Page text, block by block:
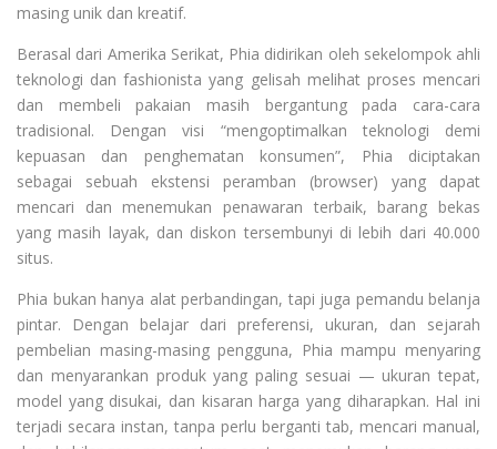
masing unik dan kreatif.
Berasal dari Amerika Serikat, Phia didirikan oleh sekelompok ahli
teknologi dan fashionista yang gelisah melihat proses mencari
dan membeli pakaian masih bergantung pada cara-cara
tradisional. Dengan visi “mengoptimalkan teknologi demi
kepuasan dan penghematan konsumen”, Phia diciptakan
sebagai sebuah ekstensi peramban (browser) yang dapat
mencari dan menemukan penawaran terbaik, barang bekas
yang masih layak, dan diskon tersembunyi di lebih dari 40.000
situs.
Phia bukan hanya alat perbandingan, tapi juga pemandu belanja
pintar. Dengan belajar dari preferensi, ukuran, dan sejarah
pembelian masing-masing pengguna, Phia mampu menyaring
dan menyarankan produk yang paling sesuai — ukuran tepat,
model yang disukai, dan kisaran harga yang diharapkan. Hal ini
terjadi secara instan, tanpa perlu berganti tab, mencari manual,